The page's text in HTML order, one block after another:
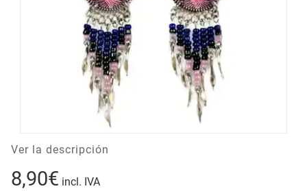
Ver la descripción
8,90€ incl. IVA